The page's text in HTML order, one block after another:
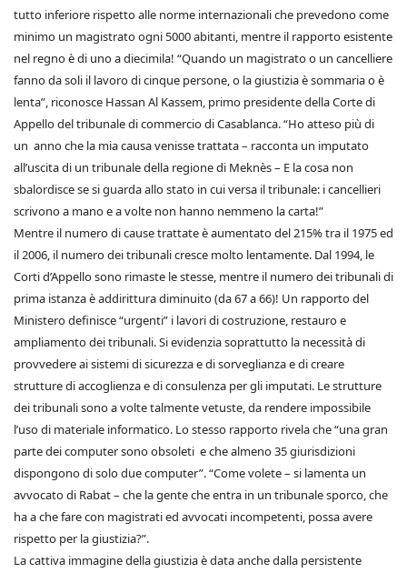
tutto inferiore rispetto alle norme internazionali che prevedono come
minimo un magistrato ogni 5000 abitanti, mentre il rapporto esistente
nel regno è di uno a diecimila! “Quando un magistrato o un cancelliere
fanno da soli il lavoro di cinque persone, o la giustizia è sommaria o è
lenta”, riconosce Hassan Al Kassem, primo presidente della Corte di
Appello del tribunale di commercio di Casablanca. “Ho atteso più di
un anno che la mia causa venisse trattata – racconta un imputato
all’uscita di un tribunale della regione di Meknès – E la cosa non
sbalordisce se si guarda allo stato in cui versa il tribunale: i cancellieri
scrivono a mano e a volte non hanno nemmeno la carta!”
Mentre il numero di cause trattate è aumentato del 215% tra il 1975 ed
il 2006, il numero dei tribunali cresce molto lentamente. Dal 1994, le
Corti d’Appello sono rimaste le stesse, mentre il numero dei tribunali di
prima istanza è addirittura diminuito (da 67 a 66)! Un rapporto del
Ministero definisce “urgenti” i lavori di costruzione, restauro e
ampliamento dei tribunali. Si evidenzia soprattutto la necessità di
provvedere ai sistemi di sicurezza e di sorveglianza e di creare
strutture di accoglienza e di consulenza per gli imputati. Le strutture
dei tribunali sono a volte talmente vetuste, da rendere impossibile
l’uso di materiale informatico. Lo stesso rapporto rivela che “una gran
parte dei computer sono obsoleti e che almeno 35 giurisdizioni
dispongono di solo due computer”. “Come volete – si lamenta un
avvocato di Rabat – che la gente che entra in un tribunale sporco, che
ha a che fare con magistrati ed avvocati incompetenti, possa avere
rispetto per la giustizia?”.
La cattiva immagine della giustizia è data anche dalla persistente